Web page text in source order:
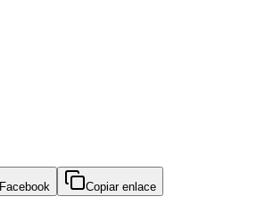
Facebook Copiar enlace